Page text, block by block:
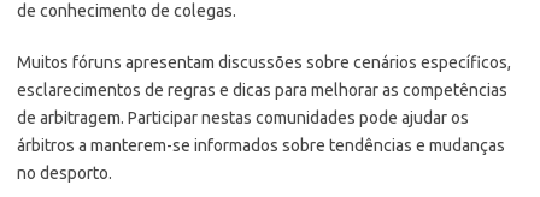
de conhecimento de colegas.
Muitos fóruns apresentam discussões sobre cenários específicos,
esclarecimentos de regras e dicas para melhorar as competências
de arbitragem. Participar nestas comunidades pode ajudar os
árbitros a manterem-se informados sobre tendências e mudanças
no desporto.